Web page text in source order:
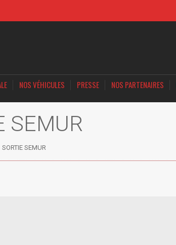
NOS VÉHICULES PRESSE NOS PARTENAIRES
SEMUR
ici :
SORTIE SEMUR